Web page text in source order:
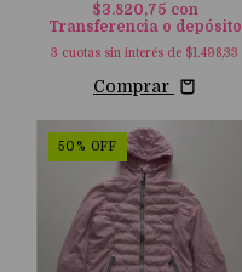
$3.820,75 con
Transferencia o depósito
3 cuotas sin interés de $1.498,33
Comprar
50 % OFF